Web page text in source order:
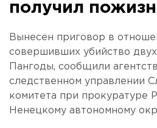
получил
Вынесен приговор в
совершивших убийство
Пангоды, сообщили
следственном управлении
комитета при прокуратуре
Ненецкому автономному